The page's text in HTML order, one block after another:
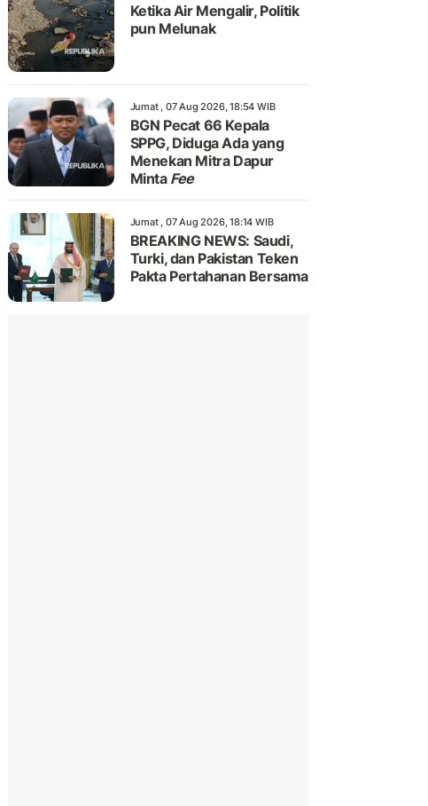
Ketika Air Mengalir, Politik
pun Melunak
Jumat , 07 Aug 2026, 18:54 WIB
BGN Pecat 66 Kepala
SPPG, Diduga Ada yang
Menekan Mitra Dapur
Minta Fee
Jumat , 07 Aug 2026, 18:14 WIB
BREAKING NEWS: Saudi,
Turki, dan Pakistan Teken
Pakta Pertahanan Bersama